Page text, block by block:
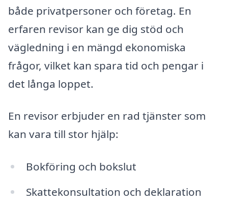
både privatpersoner och företag. En
erfaren revisor kan ge dig stöd och
vägledning i en mängd ekonomiska
frågor, vilket kan spara tid och pengar i
det långa loppet.
En revisor erbjuder en rad tjänster som
kan vara till stor hjälp:
Bokföring och bokslut
Skattekonsultation och deklaration